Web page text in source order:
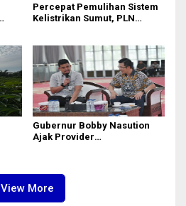
Percepat Pemulihan Sistem
Kelistrikan Sumut, PLN
Lintas Wilayah
Gubernur Bobby Nasution
Ajak Provider
View More